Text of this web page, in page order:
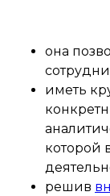
она
иметь
которой
решив